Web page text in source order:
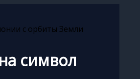
с орбиты Земли
символ